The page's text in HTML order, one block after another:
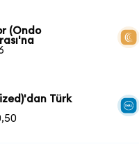
(Ondo
Türk